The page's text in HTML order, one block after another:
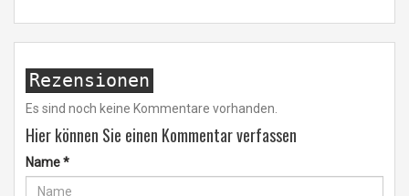
Rezensionen
Es sind noch keine Kommentare vorhanden.
Hier können Sie einen Kommentar verfassen
Name*